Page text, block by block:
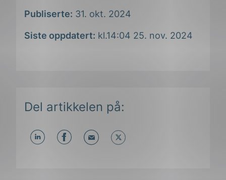
Publiserte: 31. okt. 2024
Siste oppdatert: kl.14:04 25. nov. 2024
Del artikkelen på: